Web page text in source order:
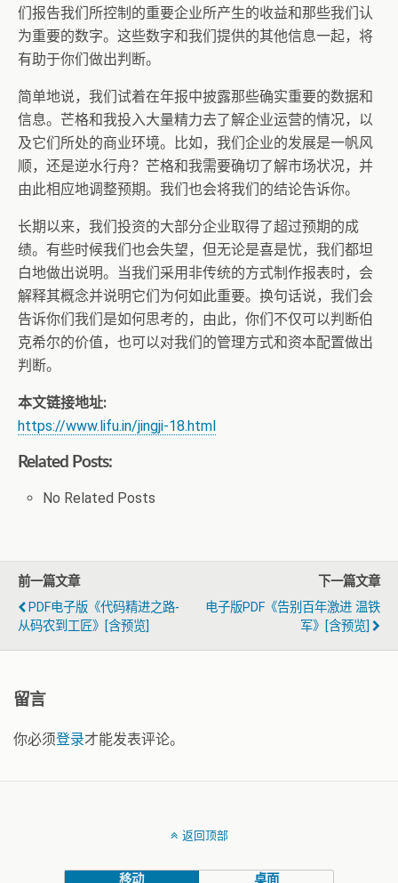
们报告我们所控制的重要企业所产生的收益和那些我们认
为重要的数字。这些数字和我们提供的其他信息一起，将
有助于你们做出判断。
简单地说，我们试着在年报中披露那些确实重要的数据和
信息。芒格和我投入大量精力去了解企业运营的情况，以
及它们所处的商业环境。比如，我们企业的发展是一帆风
顺，还是逆水行舟？芒格和我需要确切了解市场状况，并
由此相应地调整预期。我们也会将我们的结论告诉你。
长期以来，我们投资的大部分企业取得了超过预期的成
绩。有些时候我们也会失望，但无论是喜是忧，我们都坦
白地做出说明。当我们采用非传统的方式制作报表时，会
解释其概念并说明它们为何如此重要。换句话说，我们会
告诉你们我们是如何思考的，由此，你们不仅可以判断伯
克希尔的价值，也可以对我们的管理方式和资本配置做出
判断。
本文链接地址:
https://www.lifu.in/jingji-18.html
Related Posts:
No Related Posts
前一篇文章
PDF电子版《代码精进之路-
从码农到工匠》[含预览]
下一篇文章
电子版PDF《告别百年激进 温铁
军》[含预览]
留言
你必须登录才能发表评论。
返回顶部
移动 桌面